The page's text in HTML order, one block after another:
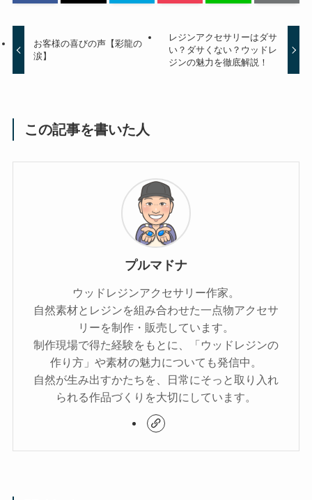
お客様の喜びの声【彩龍の
涙】
レジンアクセサリーはダサ
い？ダサくない？ウッドレ
ジンの魅力を徹底解説！
この記事を書いた人
プルマドナ
ウッドレジンアクセサリー作家。
自然素材とレジンを組み合わせた一点物アクセサ
リーを制作・販売しています。
制作現場で得た経験をもとに、「ウッドレジンの
作り方」や素材の魅力についても発信中。
自然が生み出すかたちを、日常にそっと取り入れ
られる作品づくりを大切にしています。